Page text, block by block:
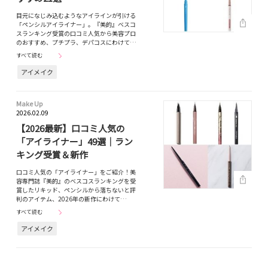
目元になじみ込むようなアイラインが引ける
「ペンシルアイライナー」。『美的』ベスコ
スランキング受賞の口コミ人気から美容プロ
のおすすめ、プチプラ、デパコスにわけて…
すべて読む
アイメイク
Make Up
2026.02.09
【2026最新】口コミ人気の
「アイライナー」49選｜ラン
キング受賞＆新作
口コミ人気の「アイライナー」をご紹介！美
容専門誌『美的』のベスコスランキングを受
賞したリキッド、ペンシルから落ちないと評
判のアイテム、2026年の新作にわけて…
すべて読む
アイメイク